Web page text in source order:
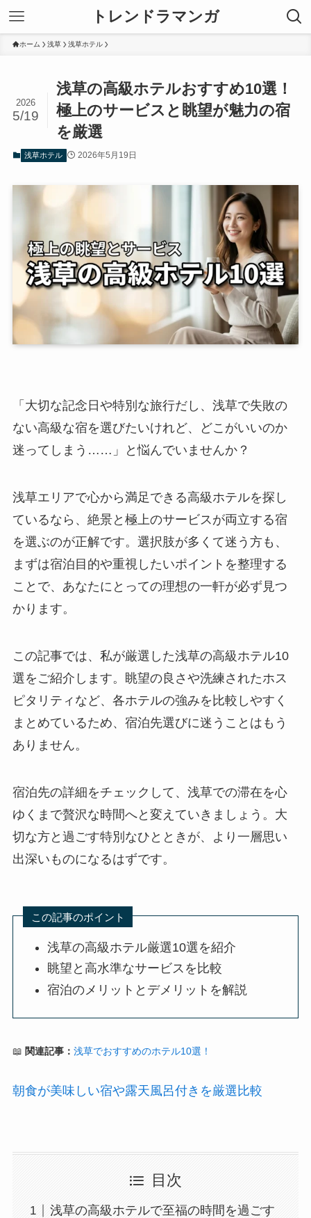
トレンドラマンガ
ホーム 浅草 浅草ホテル
浅草の高級ホテルおすすめ10選！
極上のサービスと眺望が魅力の宿
を厳選
2026
5/19
浅草ホテル 2026年5月19日
「大切な記念日や特別な旅行だし、浅草で失敗の
ない高級な宿を選びたいけれど、どこがいいのか
迷ってしまう……」と悩んでいませんか？
浅草エリアで心から満足できる高級ホテルを探し
ているなら、絶景と極上のサービスが両立する宿
を選ぶのが正解です。選択肢が多くて迷う方も、
まずは宿泊目的や重視したいポイントを整理する
ことで、あなたにとっての理想の一軒が必ず見つ
かります。
この記事では、私が厳選した浅草の高級ホテル10
選をご紹介します。眺望の良さや洗練されたホス
ピタリティなど、各ホテルの強みを比較しやすく
まとめているため、宿泊先選びに迷うことはもう
ありません。
宿泊先の詳細をチェックして、浅草での滞在を心
ゆくまで贅沢な時間へと変えていきましょう。大
切な方と過ごす特別なひとときが、より一層思い
出深いものになるはずです。
この記事のポイント
浅草の高級ホテル厳選10選を紹介
眺望と高水準なサービスを比較
宿泊のメリットとデメリットを解説
📖 関連記事： 浅草でおすすめのホテル10選！
朝食が美味しい宿や露天風呂付きを厳選比較
目次
浅草の高級ホテルで至福の時間を過ごす